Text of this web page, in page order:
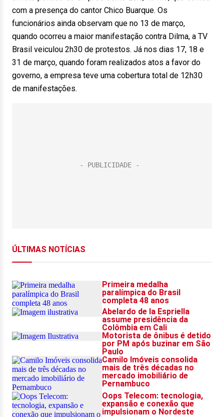
com a presença do cantor Chico Buarque. Os
funcionários ainda observam que no 13 de março,
quando ocorreu a maior manifestação contra Dilma, a TV
Brasil veiculou 2h30 de protestos. Já nos dias 17, 18 e
31 de março, quando foram realizados atos a favor do
governo, a empresa teve uma cobertura total de 12h30
de manifestações.